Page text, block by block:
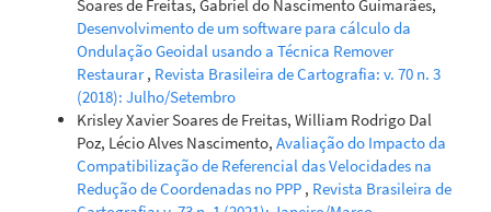
Soares de Freitas, Gabriel do Nascimento Guimarães,
Desenvolvimento de um software para cálculo da
Ondulação Geoidal usando a Técnica Remover
Restaurar, Revista Brasileira de Cartografia: v. 70 n. 3
(2018): Julho/Setembro
Krisley Xavier Soares de Freitas, William Rodrigo Dal
Poz, Lécio Alves Nascimento, Avaliação do Impacto da
Compatibilização de Referencial das Velocidades na
Redução de Coordenadas no PPP , Revista Brasileira de